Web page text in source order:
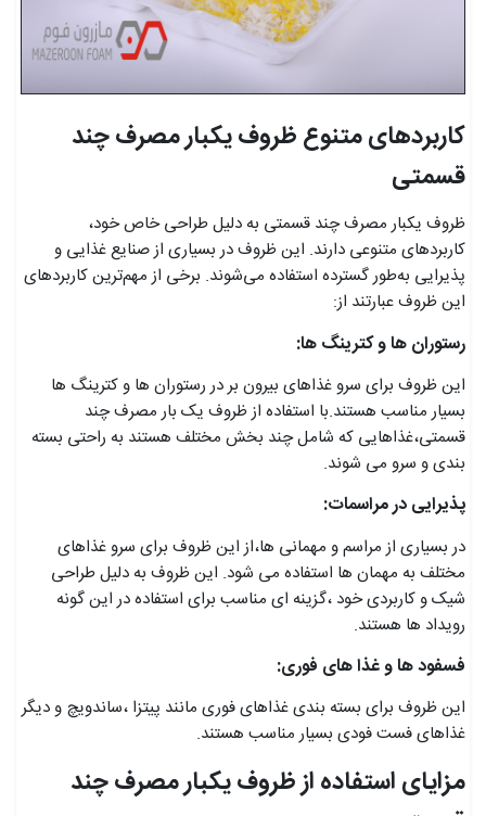
کاربردهای متنوع ظروف یکبار مصرف چند
قسمتی
ظروف یکبار مصرف چند قسمتی به دلیل طراحی خاص خود،
کاربردهای متنوعی دارند. این ظروف در بسیاری از صنایع غذایی و
پذیرایی به‌طور گسترده استفاده می‌شوند. برخی از مهم‌ترین کاربردهای
این ظروف عبارتند از:
رستوران ها و کترینگ ها:
این ظروف برای سرو غذاهای بیرون بر در رستوران ها و کترینگ ها
بسیار مناسب هستند.با استفاده از ظروف یک بار مصرف چند
قسمتی،غذاهایی که شامل چند بخش مختلف هستند به راحتی بسته
بندی و سرو می شوند.
پذیرایی در مراسمات:
در بسیاری از مراسم و مهمانی ها،از این ظروف برای سرو غذاهای
مختلف به مهمان ها استفاده می شود. این ظروف به دلیل طراحی
شیک و کاربردی خود ،گزینه ای مناسب برای استفاده در این گونه
رویداد ها هستند.
فسفود ها و غذا های فوری:
این ظروف برای بسته بندی غذاهای فوری مانند پیتزا ،ساندویچ و دیگر
غذاهای فست فودی بسیار مناسب هستند.
مزایای استفاده از ظروف یکبار مصرف چند